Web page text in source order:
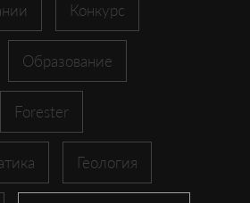
Конкурс
Образование
Forester
Геология